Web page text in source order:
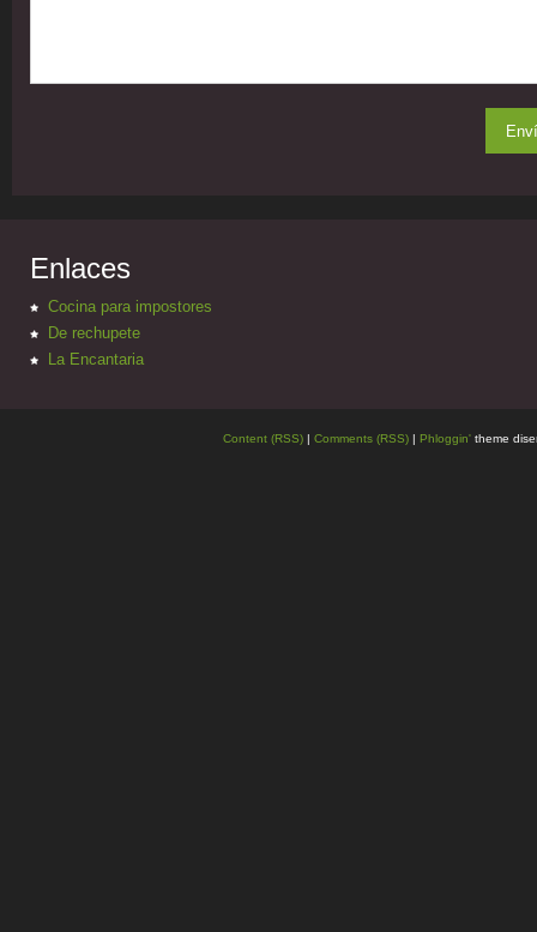
Enlaces
Cocina para impostores
De rechupete
La Encantaria
Content (RSS) | Comments (RSS) | Phloggin' theme